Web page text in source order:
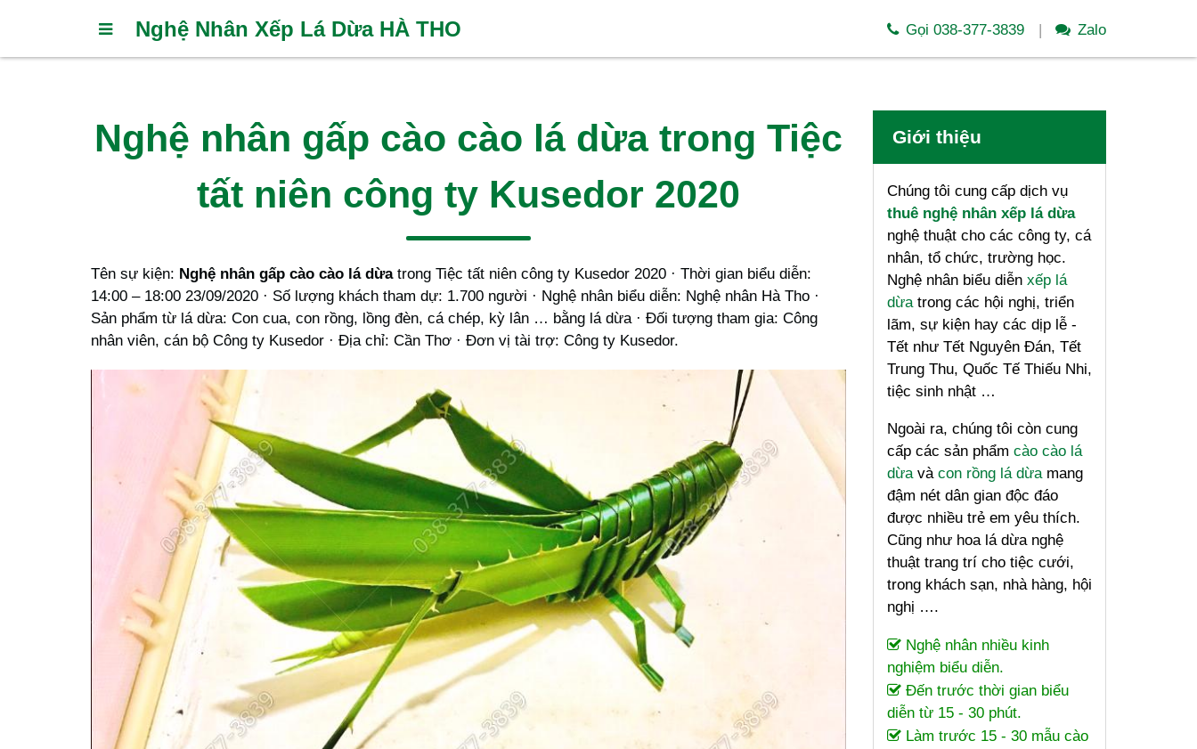
Nghệ Nhân Xếp Lá Dừa HÀ THO Gọi 038-377-3839 Zalo
Nghệ nhân gấp cào cào lá dừa trong Tiệc
tất niên công ty Kusedor 2020
Tên sự kiện: Nghệ nhân gấp cào cào lá dừatrong Tiệc tất niên công ty Kusedor 2020 · Thời gian biểu diễn:
14:00 – 18:00 23/09/2020 · Số lượng khách tham dự: 1.700 người · Nghệ nhân biểu diễn: Nghệ nhân Hà Tho ·
Sản phẩm từ lá dừa: Con cua, con rồng, lồng đèn, cá chép, kỳ lân … bằng lá dừa · Đối tượng tham gia: Công
nhân viên, cán bộ Công ty Kusedor · Địa chỉ: Cần Thơ · Đơn vị tài trợ: Công ty Kusedor.
Giới thiệu
Chúng tôi cung cấp dịch vụ
thuê nghệ nhân xếp lá dừa
nghệ thuật cho các công ty, cá
nhân, tổ chức, trường học.
Nghệ nhân biểu diễn xếp lá
dừatrong các hội nghị, triển
lãm, sự kiện hay các dịp lễ -
Tết như Tết Nguyên Đán, Tết
Trung Thu, Quốc Tế Thiếu Nhi,
tiệc sinh nhật …
Ngoài ra, chúng tôi còn cung
cấp các sản phẩm cào cào lá
dừavà con rồng lá dừamang
đậm nét dân gian độc đáo
được nhiều trẻ em yêu thích.
Cũng như hoa lá dừa nghệ
thuật trang trí cho tiệc cưới,
trong khách sạn, nhà hàng, hội
nghị ….
Nghệ nhân nhiều kinh
nghiệm biểu diễn.
Đến trước thời gian biểu
diễn từ 15 - 30 phút.
Làm trước 15 - 30 mẫu cào